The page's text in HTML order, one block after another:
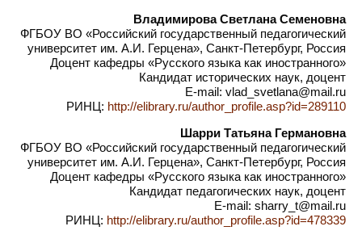
Владимирова Светлана Семеновна
ФГБОУ ВО «Российский государственный педагогический
университет им. А.И. Герцена», Санкт-Петербург, Россия
Доцент кафедры «Русского языка как иностранного»
Кандидат исторических наук, доцент
E-mail: vlad_svetlana@mail.ru
РИНЦ: http://elibrary.ru/author_profile.asp?id=289110
Шарри Татьяна Германовна
ФГБОУ ВО «Российский государственный педагогический
университет им. А.И. Герцена», Санкт-Петербург, Россия
Доцент кафедры «Русского языка как иностранного»
Кандидат педагогических наук, доцент
E-mail: sharry_t@mail.ru
РИНЦ: http://elibrary.ru/author_profile.asp?id=478339